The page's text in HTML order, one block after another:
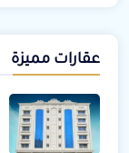
عقارات مميزة